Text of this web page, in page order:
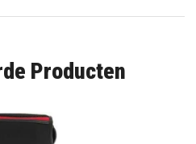
Producten